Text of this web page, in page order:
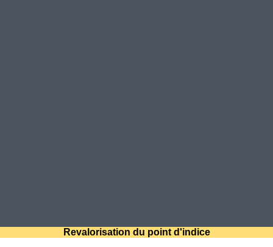
Revalorisation du point d'indice